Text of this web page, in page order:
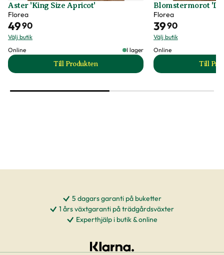
Aster 'King Size Apricot'
Florea
4990
Välj butik
Online
I lager
Till Produkten
till Aster 'King Size Apricot' produktsida
Blomstermorot
Florea
3990
Välj butik
Online
Till
5 dagars garanti på buketter
1 års växtgaranti på trädgårdsväxter
Experthjälp i butik & online